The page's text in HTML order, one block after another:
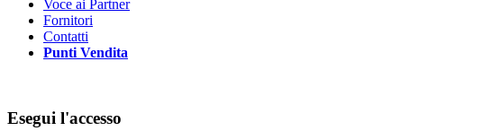
Voce ai Partner
Fornitori
Contatti
Punti Vendita
Esegui l'accesso